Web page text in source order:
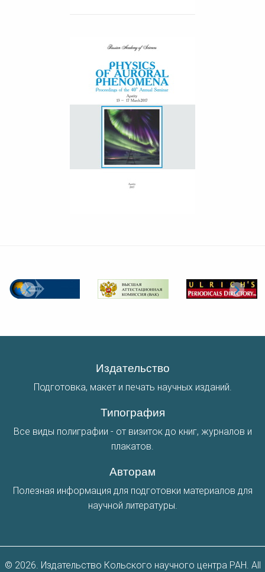
Издательство
Подготовка, макет и печать научных изданий.
Типография
Все виды полиграфии - от визиток до книг, журналов и
плакатов.
Авторам
Полезная информация для подготовки материалов для
научной литературы.
© 2026. Издательство Кольского научного центра РАН. All